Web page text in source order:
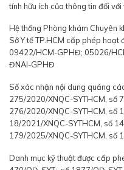
tính hữu ích của thông tin đối
Hệ thống Phòng khám Chuyên
Sở Y tế TP.HCM cấp phép
09422/HCM-GPHĐ; 05026/
ĐNAI-GPHĐ
Số xác nhận nội dung quảng
275/2020/XNQC-SYTHCM, số
276/2020/XNQC-SYTHCM, số
18/2021/XNQC-SYTHCM, số
179/2025/XNQC-SYTHCM, số
Danh mục kỹ thuật được cấp